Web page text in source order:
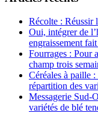
Récolte : Réussir
Oui, intégrer de
engraissement
Fourrages : Pour
champ trois
Céréales à paille
répartition des
Messagerie Sud-
variétés de blé